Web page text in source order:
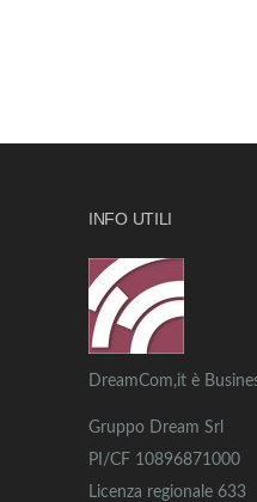
INFO UTILI
DreamCom,it è
Gruppo Dream Srl
PI/CF 10896871000
Licenza regionale 633